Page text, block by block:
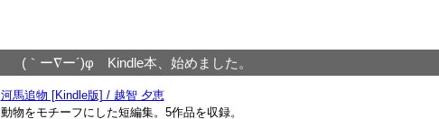
(｀ー∇ー´)φ Kindle本、始めました。
河馬追物 [Kindle版] / 越智 夕恵
動物をモチーフにした短編集。5作品を収録。